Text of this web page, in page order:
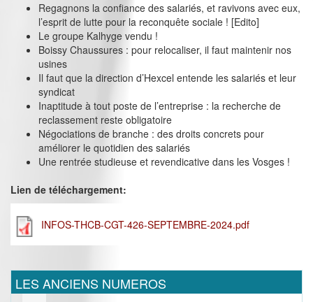
Regagnons la confiance des salariés, et ravivons avec eux,
l’esprit de lutte pour la reconquête sociale ! [Edito]
Le groupe Kalhyge vendu !
Boissy Chaussures : pour relocaliser, il faut maintenir nos
usines
Il faut que la direction d’Hexcel entende les salariés et leur
syndicat
Inaptitude à tout poste de l’entreprise : la recherche de
reclassement reste obligatoire
Négociations de branche : des droits concrets pour
améliorer le quotidien des salariés
Une rentrée studieuse et revendicative dans les Vosges !
Lien de téléchargement:
INFOS-THCB-CGT-426-SEPTEMBRE-2024.pdf
LES ANCIENS NUMEROS